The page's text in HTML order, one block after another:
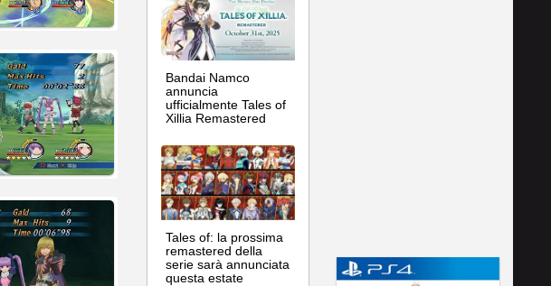
Bandai Namco
annuncia
ufficialmente Tales of
Xillia Remastered
Tales of: la prossima
remastered della
serie sarà annunciata
questa estate